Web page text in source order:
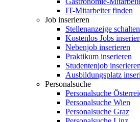
IT-Mitarbeiter finden
Job inserieren
Stellenanzeige schalten
Kostenlos Jobs
Nebenjob inserieren
Praktikum inserieren
Studentenjob inserieren
Ausbildungsplatz
Personalsuche
Personalsuche
Personalsuche Wien
Personalsuche Graz